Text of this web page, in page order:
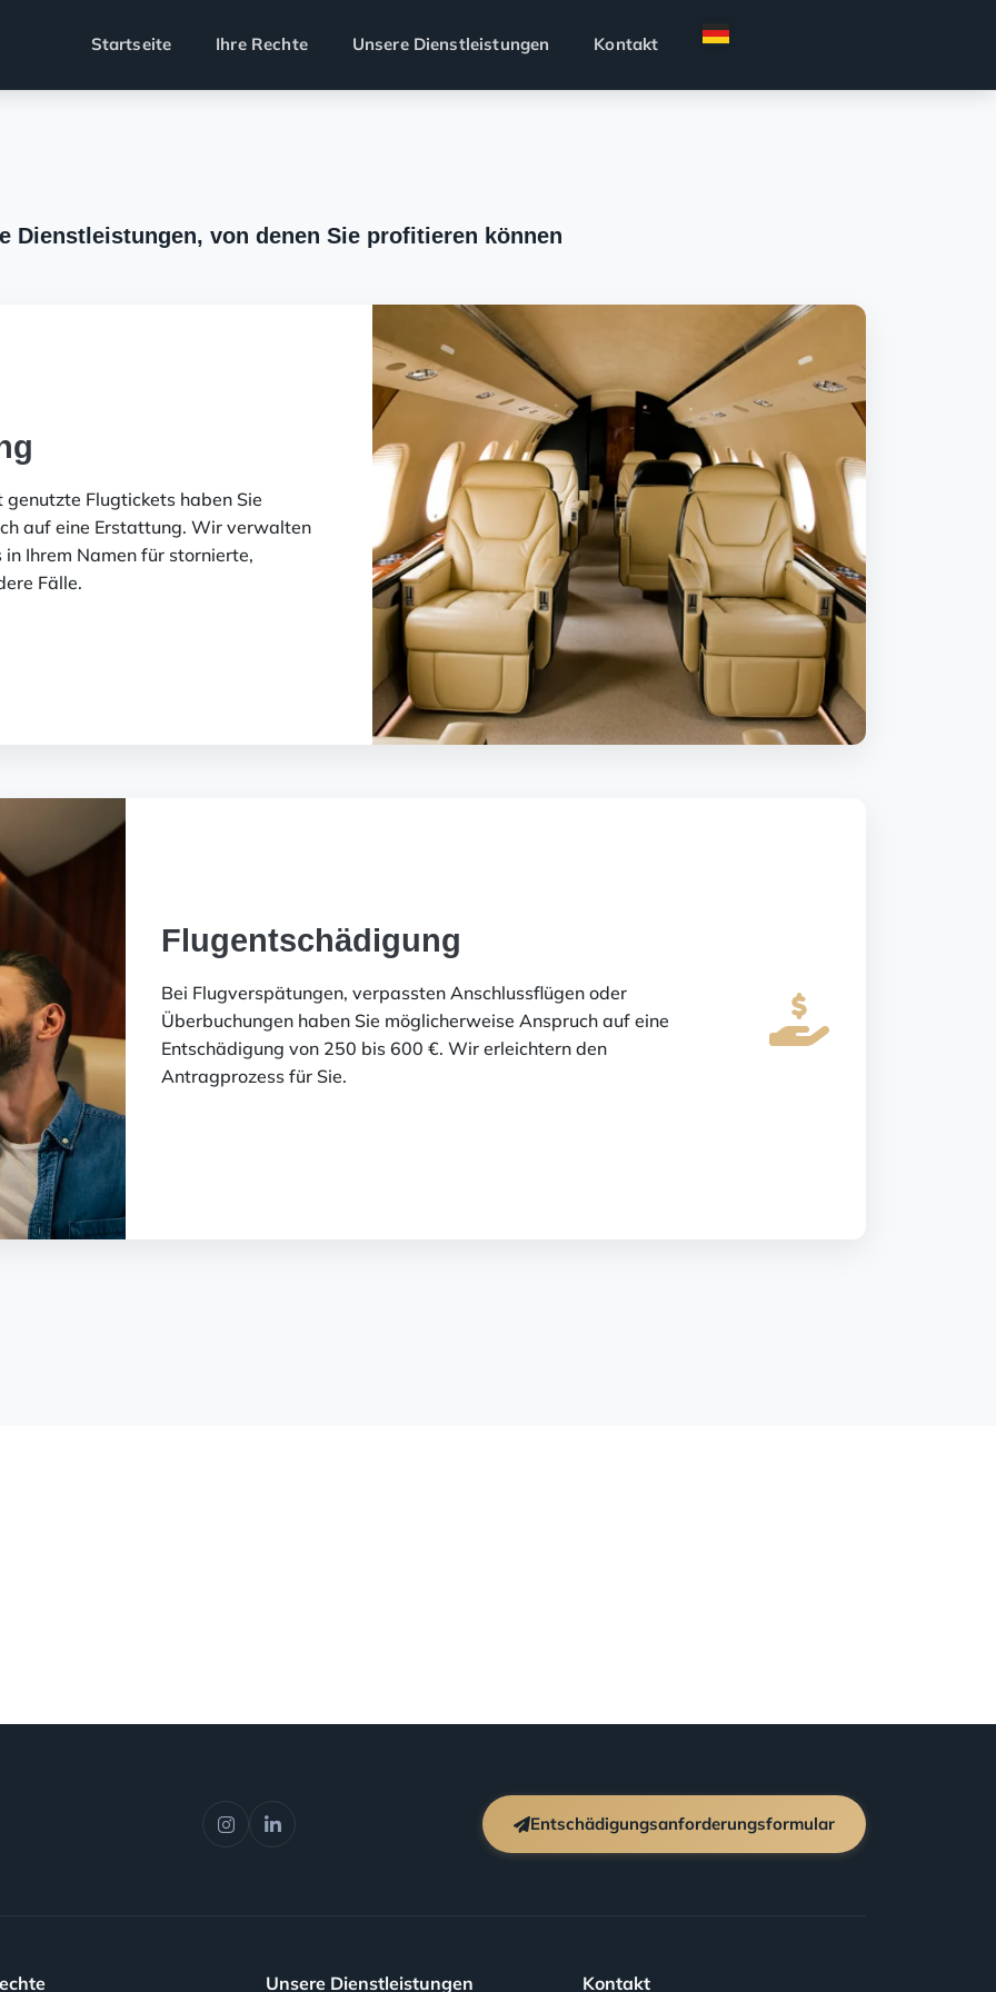
Startseite Ihre Rechte Unsere Dienstleistungen Kontakt
Dienstleistungen, von denen Sie profitieren können
Flugtickets haben Sie
auf eine Erstattung. Wir verwalten
Ihrem Namen für stornierte,
Fälle.
Flugentschädigung
Bei Flugverspätungen, verpassten Anschlussflügen oder
Überbuchungen haben Sie möglicherweise Anspruch auf eine
Entschädigung von 250 bis 600 €. Wir erleichtern den
Antragprozess für Sie.
Entschädigungsanforderungsformular
Unsere Dienstleistungen Kontakt